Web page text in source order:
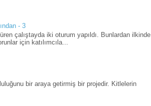
- 3
çalıştayda iki oturum yapıldı. Bunlardan ilkinde
için katılımcıla...
bir araya getirmiş bir projedir. Kitlelerin